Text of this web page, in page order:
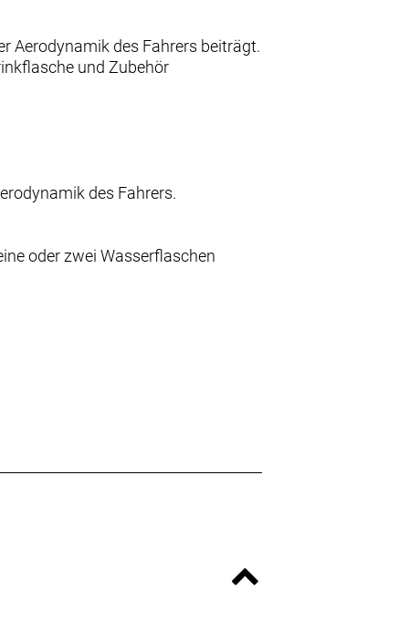
Aerodynamik des Fahrers beiträgt.
und Zubehör
des Fahrers.
oder zwei Wasserflaschen